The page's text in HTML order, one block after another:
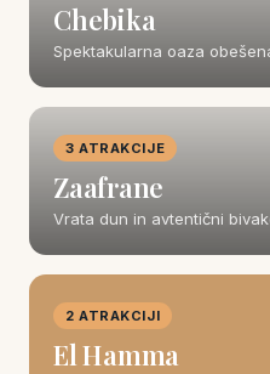
Chebika
Spektakularna oaza
3 ATRAKCIJE
Zaafrane
Vrata dun in avtentični
2 ATRAKCIJI
El Hamma